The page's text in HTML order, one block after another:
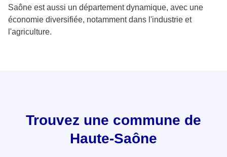
Saône est aussi un département dynamique, avec une
économie diversifiée, notamment dans l'industrie et
l'agriculture.
Trouvez une commune de
Haute-Saône